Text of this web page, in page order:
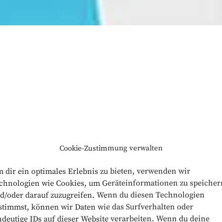
Cookie-Zustimmung verwalten
dir ein optimales Erlebnis zu bieten, verwenden wir
wie Cookies, um Geräteinformationen zu
oder darauf zuzugreifen. Wenn du diesen Technologien
können wir Daten wie das Surfverhalten oder
IDs auf dieser Website verarbeiten. Wenn du deine